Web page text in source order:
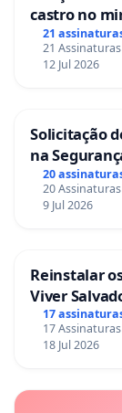
castro no
21
21
12 Jul 2026
Solicitação
na
Sete Ilhas
20
20
9 Jul 2026
Reinstalar
Viver
17
17
18 Jul 2026